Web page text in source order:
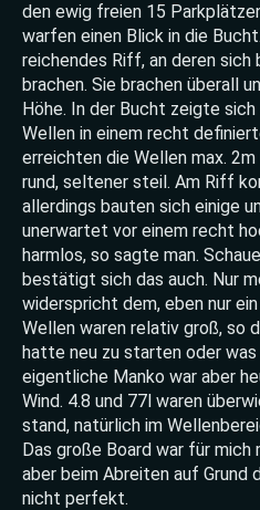
den ewig freien 15
warfen einen Blick in die
reichendes Riff, an deren
brachen. Sie brachen überall
Höhe. In der Bucht zeigte
Wellen in einem recht
erreichten die Wellen max.
rund, seltener steil. Am Riff
allerdings bauten sich einige
unerwartet vor einem recht
harmlos, so sagte man.
bestätigt sich das auch. Nur
widerspricht dem, eben nur
Wellen waren relativ groß, so
hatte neu zu starten oder was
eigentliche Manko war aber
Wind. 4.8 und 77l waren
stand, natürlich im
Das große Board war für mich
aber beim Abreiten auf Grund
nicht perfekt.